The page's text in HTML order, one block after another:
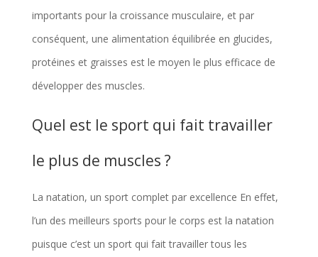
importants pour la croissance musculaire, et par
conséquent, une alimentation équilibrée en glucides,
protéines et graisses est le moyen le plus efficace de
développer des muscles.
Quel est le sport qui fait travailler
le plus de muscles ?
La natation, un sport complet par excellence En effet,
l’un des meilleurs sports pour le corps est la natation
puisque c’est un sport qui fait travailler tous les